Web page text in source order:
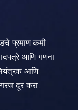
प्रमाण कमी
आणि गणना
आणि
गरज दूर करा.